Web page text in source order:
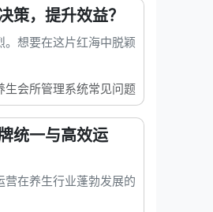
策，提升效益？
想要在这片红海中脱颖
生会所管理系统常见问题
统一与高效运
在养生行业蓬勃发展的